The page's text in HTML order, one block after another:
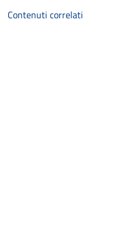
Contenuti correlati